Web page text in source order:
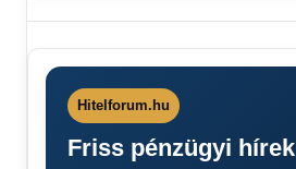
kuka
hulladékgyűjtő
Hitelforum.hu
Friss pénzügyi hírek